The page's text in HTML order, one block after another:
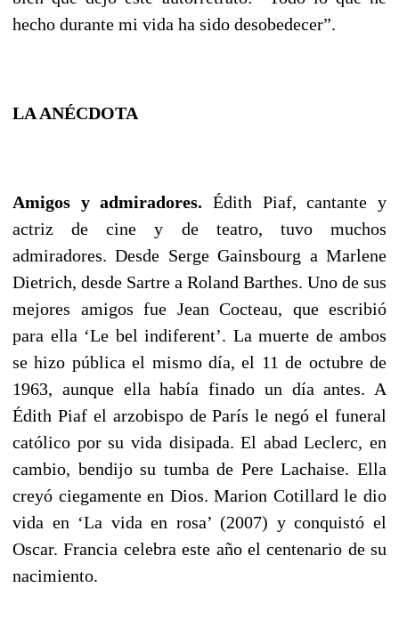
hecho durante mi vida ha sido desobedecer”.
LA ANÉCDOTA
Amigos y admiradores. Édith Piaf, cantante y
actriz de cine y de teatro, tuvo muchos
admiradores. Desde Serge Gainsbourg a Marlene
Dietrich, desde Sartre a Roland Barthes. Uno de sus
mejores amigos fue Jean Cocteau, que escribió
para ella ‘Le bel indiferent’. La muerte de ambos
se hizo pública el mismo día, el 11 de octubre de
1963, aunque ella había finado un día antes. A
Édith Piaf el arzobispo de París le negó el funeral
católico por su vida disipada. El abad Leclerc, en
cambio, bendijo su tumba de Pere Lachaise. Ella
creyó ciegamente en Dios. Marion Cotillard le dio
vida en ‘La vida en rosa’ (2007) y conquistó el
Oscar. Francia celebra este año el centenario de su
nacimiento.